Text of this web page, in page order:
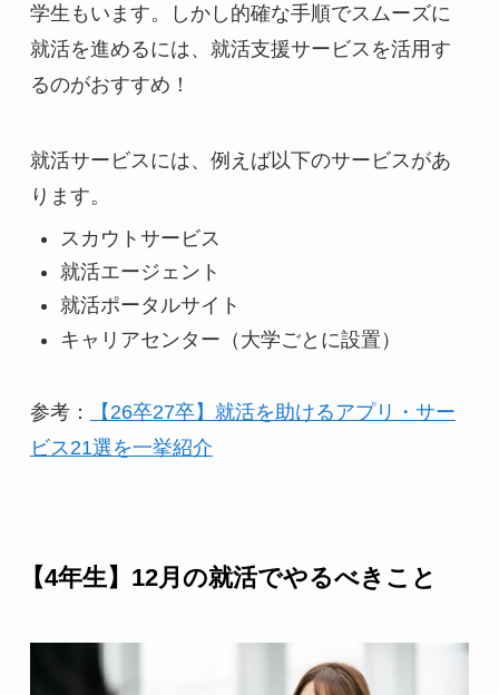
学生もいます。しかし的確な手順でスムーズに
就活を進めるには、就活支援サービスを活用す
るのがおすすめ！
就活サービスには、例えば以下のサービスがあ
ります。
スカウトサービス
就活エージェント
就活ポータルサイト
キャリアセンター（大学ごとに設置）
参考：
【26卒27卒】就活を助けるアプリ・サー
ビス21選を一挙紹介
【4年生】12月の就活でやるべきこと